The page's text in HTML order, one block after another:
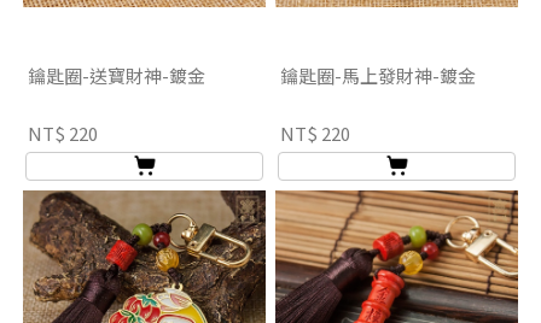
鑰匙圈-送寶財神-鍍金
NT$ 220
鑰匙圈-馬上發財神-鍍金
NT$ 220